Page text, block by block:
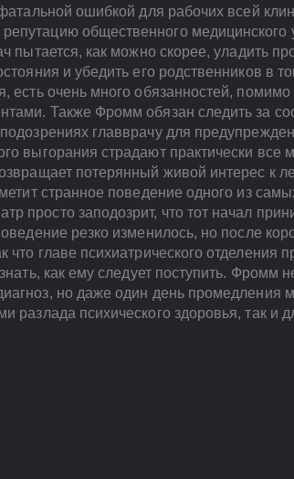
ошибкой для рабочих всей
общественного медицинского
пытается, как можно скорее, уладить
и убедить его родственников в
есть очень много обязанностей,
Также Фромм обязан следить за
главврачу для
выгорания страдают практически все
потерянный живой интерес к
странное поведение одного из
просто заподозрит, что тот начал
резко изменилось, но после
главе психиатрического отделения
как ему следует поступить. Фромм
но даже один день промедления
разлада психического здоровья, так и